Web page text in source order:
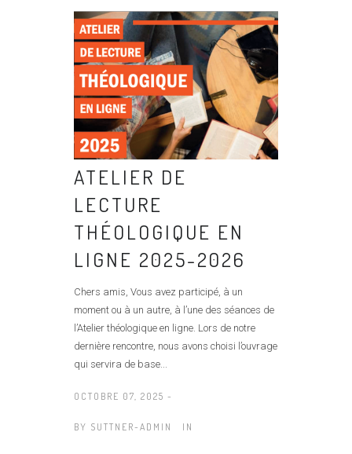
ATELIER DE
LECTURE
THÉOLOGIQUE EN
LIGNE 2025-2026
Chers amis, Vous avez participé, à un
moment ou à un autre, à l’une des séances de
l’Atelier théologique en ligne. Lors de notre
dernière rencontre, nous avons choisi l’ouvrage
qui servira de base...
OCTOBRE 07, 2025 -
BY SUTTNER-ADMIN IN